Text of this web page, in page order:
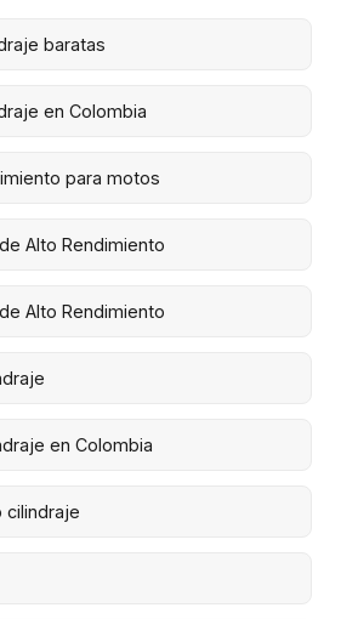
baratas
en Colombia
para motos
Alto Rendimiento
Alto Rendimiento
en Colombia
cilindraje